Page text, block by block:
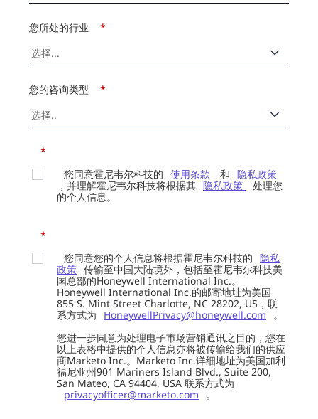
*
您所处的行业
*
您的咨询类型
*
您同意霍尼韦尔科技的 使用条款 和 隐私政策
，并理解霍尼韦尔科技将根据其 隐私政策
处理您
的个人信息。
*
您同意您的个人信息将根据霍尼韦尔科技的 隐私
政策 传输至中国大陆境外，包括至霍尼韦尔科技美
国总部的Honeywell International Inc.。
Honeywell International Inc.的邮寄地址为美国
855 S. Mint Street Charlotte, NC 28202, US，联
系方式为
HoneywellPrivacy@honeywell.com
。
您进一步同意为处理电子市场营销通讯之目的，您在
以上表格中提供的个人信息亦将被传输给我们的供应
商Marketo Inc.。Marketo Inc.详细地址为美国加利
福尼亚州901 Mariners Island Blvd., Suite 200,
San Mateo, CA 94404, USA 联系方式为
privacyofficer@marketo.com
。